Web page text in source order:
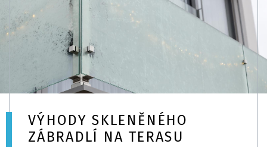
VÝHODY SKLENĚNÉHO
ZÁBRADLÍ NA TERASU